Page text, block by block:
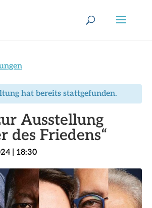
hat bereits stattgefunden.
Ausstellung
des Friedens“
| 18:30